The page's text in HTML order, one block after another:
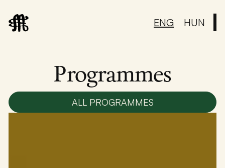
ENG HUN
Programmes
ALL PROGRAMMES